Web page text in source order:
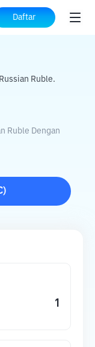
Daftar
RUB
Ruble.
Ruble Dengan
)